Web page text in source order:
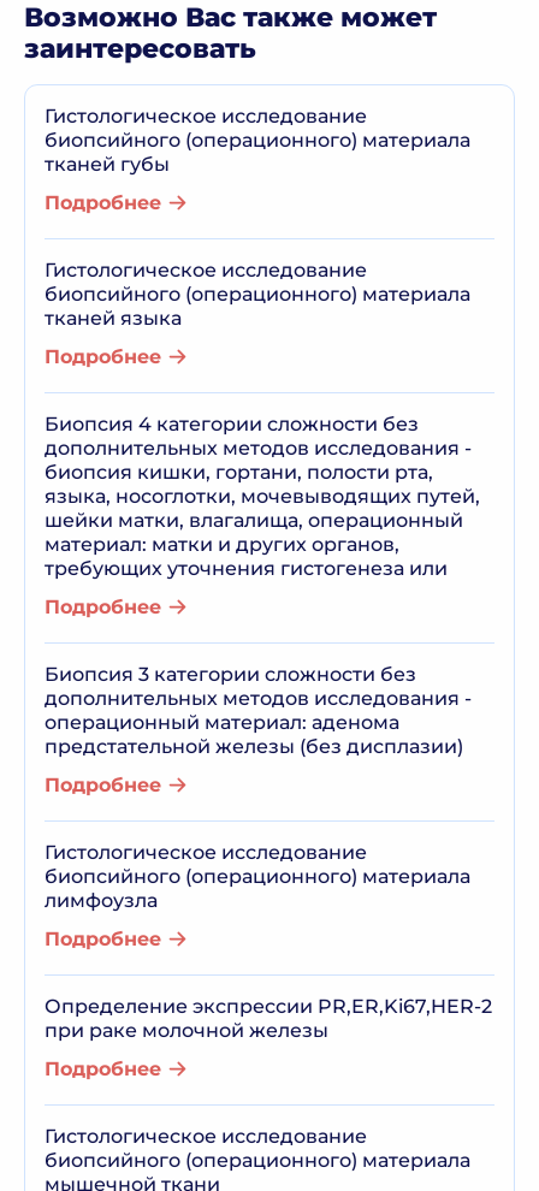
Возможно Вас также может
заинтересовать
Гистологическое исследование
биопсийного (операционного) материала
тканей губы
Подробнее
Гистологическое исследование
биопсийного (операционного) материала
тканей языка
Подробнее
Биопсия 4 категории сложности без
дополнительных методов исследования -
биопсия кишки, гортани, полости рта,
языка, носоглотки, мочевыводящих путей,
шейки матки, влагалища, операционный
материал: матки и других органов,
требующих уточнения гистогенеза или
Подробнее
Биопсия 3 категории сложности без
дополнительных методов исследования -
операционный материал: аденома
предстательной железы (без дисплазии)
Подробнее
Гистологическое исследование
биопсийного (операционного) материала
лимфоузла
Подробнее
Определение экспрессии PR,ER,Ki67,HER-2
при раке молочной железы
Подробнее
Гистологическое исследование
биопсийного (операционного) материала
мышечной ткани